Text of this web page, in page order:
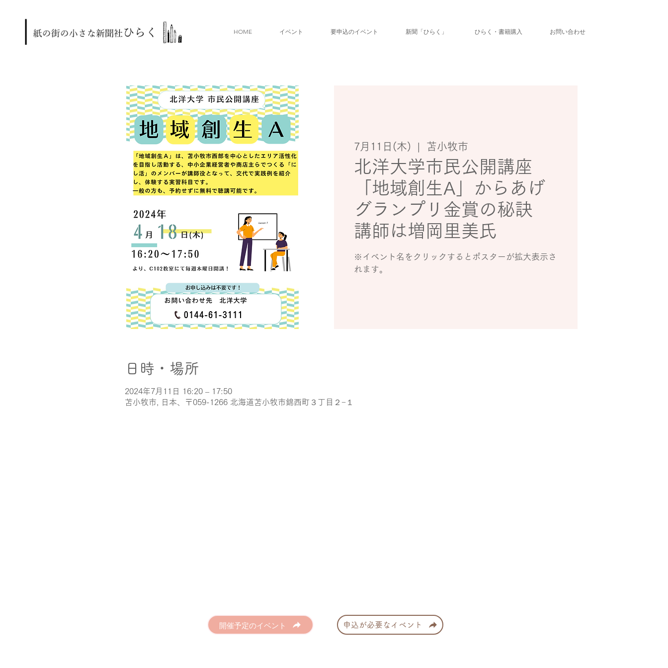
HOME イベント 要申込のイベント 新聞「ひらく」 ひらく・書籍購入 お問い合わせ
7月11日(木) 苫小牧市
北洋大学市民公開講座
「地域創生A」からあげ
グランプリ金賞の秘訣
講師は増岡里美氏
※イベント名をクリックするとポスターが拡大表示さ
れます。
日時・場所
2024年7月11日 16:20 – 17:50
苫小牧市, 日本、〒059-1266 北海道苫小牧市錦西町３丁目２−１
開催予定のイベント 申込が必要なイベント